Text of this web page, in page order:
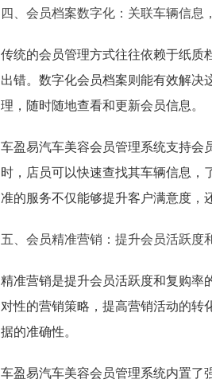
四、会员档案数字化：关联车辆信息
传统的会员管理方式往往依赖于纸质
出错。数字化会员档案则能有效解决
理，随时随地查看和更新会员信息。
车盈易汽车美容会员管理系统支持会
时，店员可以快速查找其车辆信息，
准的服务不仅能够提升客户满意度，
五、会员精准营销：提升会员活跃度
精准营销是提升会员活跃度和复购率
对性的营销策略，提高营销活动的转
据的准确性。
车盈易汽车美容会员管理系统内置了